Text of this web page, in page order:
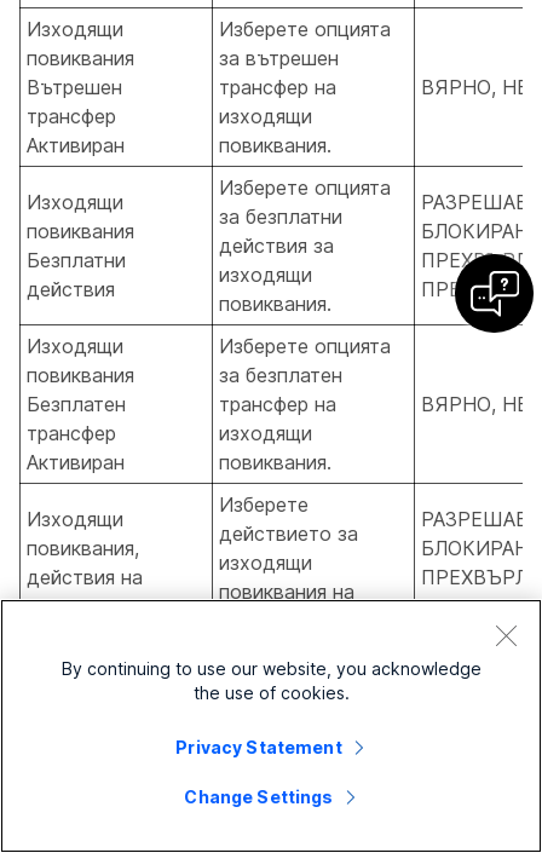
Изходящи
повиквания
Вътрешен
трансфер
Активиран
Изберете опцията
за вътрешен
трансфер на
изходящи
повиквания.
ВЯРНО,
Изходящи
повиквания
Безплатни
действия
Изберете опцията
за безплатни
действия за
изходящи
повиквания.
Изходящи
повиквания
Безплатен
трансфер
Активиран
Изберете опцията
за безплатен
трансфер на
изходящи
повиквания.
ВЯРНО,
Изходящи
повиквания,
действия на
дълги разстояния
Изберете
действието за
изходящи
повиквания на
Активирано е
Изберете опцията
за прехвърляне на
повиквания на
By continuing to use our website, you acknowledge
the use of cookies.
Privacy Statement
Change Settings